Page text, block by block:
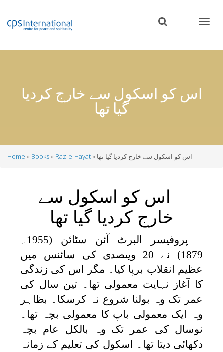
content
اس کو اسکول سے خارج کردیا
گیا تھا
Home Books Raz-e-Hayat اس کو اسکول سے خارج کردیا گیا تھا
اس کو اسکول سے
خارج کردیا گیا تھا
پروفیسر البرٹ آئن سٹائن (1955۔
1879) نے 20 ویںصدی کی سائنس میں
عظیم انقلاب برپا کیا۔ مگر اس کی زندگی
کا آغاز نہایت معمولی تھا۔ تین سال کی
عمر تک وہ بولنا شروع نہ کرسکا۔ بظاہر
وہ ایک معمولی باپ کا معمولی بچہ تھا۔
نوسال کی عمر تک وہ بالکل عام بچہ
دکھائی دیتا تھا۔ اسکول کی تعلیم کے زمانہ